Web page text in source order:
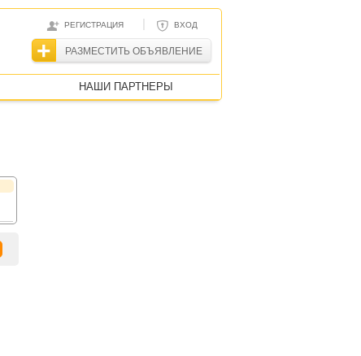
РЕГИСТРАЦИЯ | ВХОД
РАЗМЕСТИТЬ ОБЪЯВЛЕНИЕ
НАШИ ПАРТНЕРЫ